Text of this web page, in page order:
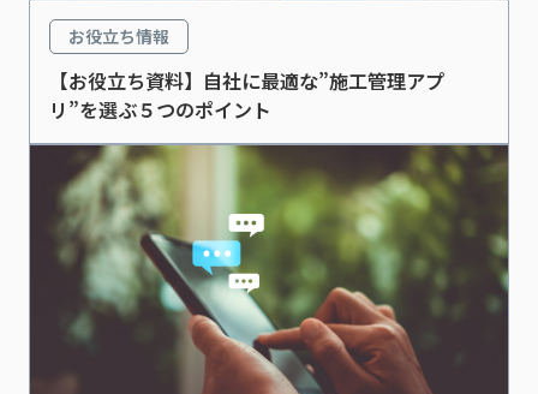
お役立ち情報
【お役立ち資料】自社に最適な”施工管理アプ
リ”を選ぶ５つのポイント